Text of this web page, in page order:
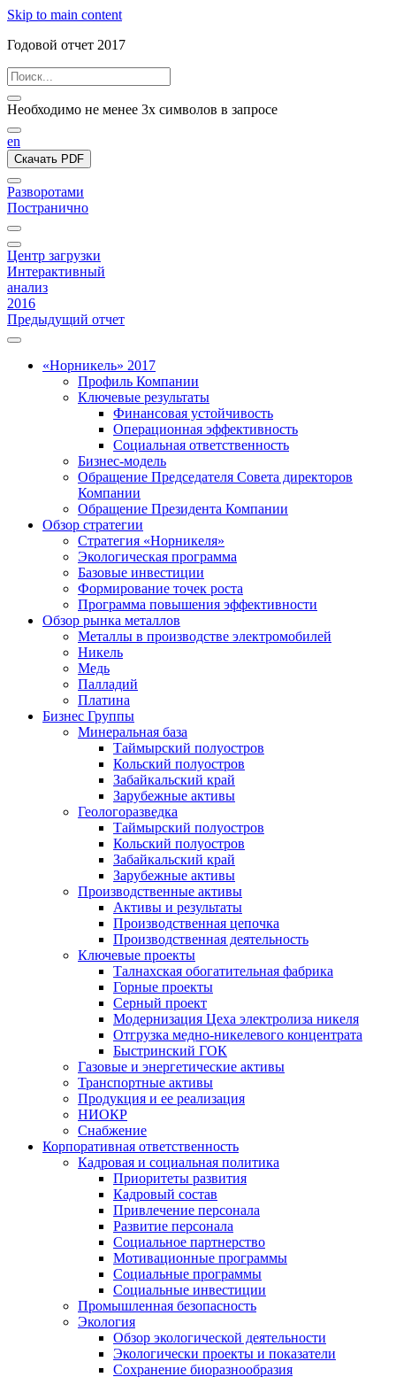
Skip to main content
Годовой отчет 2017
Необходимо не менее 3х символов в запросе
en
Скачать PDF
Разворотами
Постранично
Центр загрузки
Интерактивный
анализ
2016
Предыдущий отчет
«Норникель» 2017
Профиль Компании
Ключевые результаты
Финансовая устойчивость
Операционная эффективность
Социальная ответственность
Бизнес-модель
Обращение Председателя Совета директоров
Компании
Обращение Президента Компании
Обзор стратегии
Стратегия «Норникеля»
Экологическая программа
Базовые инвестиции
Формирование точек роста
Программа повышения эффективности
Обзор рынка металлов
Металлы в производстве электромобилей
Никель
Медь
Палладий
Платина
Бизнес Группы
Минеральная база
Таймырский полуостров
Кольский полуостров
Забайкальский край
Зарубежные активы
Геологоразведка
Таймырский полуостров
Кольский полуостров
Забайкальский край
Зарубежные активы
Производственные активы
Активы и результаты
Производственная цепочка
Производственная деятельность
Ключевые проекты
Талнахская обогатительная фабрика
Горные проекты
Серный проект
Модернизация Цеха электролиза никеля
Отгрузка медно-никелевого концентрата
Быстринский ГОК
Газовые и энергетические активы
Транспортные активы
Продукция и ее реализация
НИОКР
Снабжение
Корпоративная ответственность
Кадровая и социальная политика
Приоритеты развития
Кадровый состав
Привлечение персонала
Развитие персонала
Социальное партнерство
Мотивационные программы
Социальные программы
Социальные инвестиции
Промышленная безопасность
Экология
Обзор экологической деятельности
Экологически проекты и показатели
Сохранение биоразнообразия